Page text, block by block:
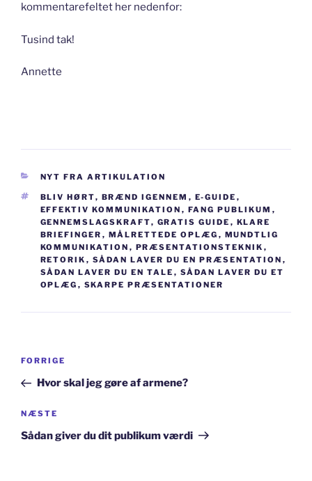
kommentarefeltet her nedenfor:
Tusind tak!
Annette
KATEGORIER
NYT FRA ARTIKULATION
TAGS
BLIV HØRT, BRÆND IGENNEM , E-GUIDE ,
EFFEKTIV KOMMUNIKATION , FANG PUBLIKUM ,
GENNEMSLAGSKRAFT, GRATIS GUIDE , KLARE
BRIEFINGER , MÅLRETTEDE OPLÆG , MUNDTLIG
KOMMUNIKATION , PRÆSENTATIONSTEKNIK ,
RETORIK , SÅDAN LAVER DU EN PRÆSENTATION ,
SÅDAN LAVER DU EN TALE , SÅDAN LAVER DU ET
OPLÆG , SKARPE PRÆSENTATIONER
Indlægsnavigation
Forrige
indlæg
FORRIGE
Hvor skal jeg gøre af armene?
Næste
indlæg
NÆSTE
Sådan giver du dit publikum værdi